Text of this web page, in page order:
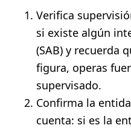
Verifica
si existe algún
(SAB) y recuerda
figura, operas
supervisado.
Confirma la
cuenta: si es la